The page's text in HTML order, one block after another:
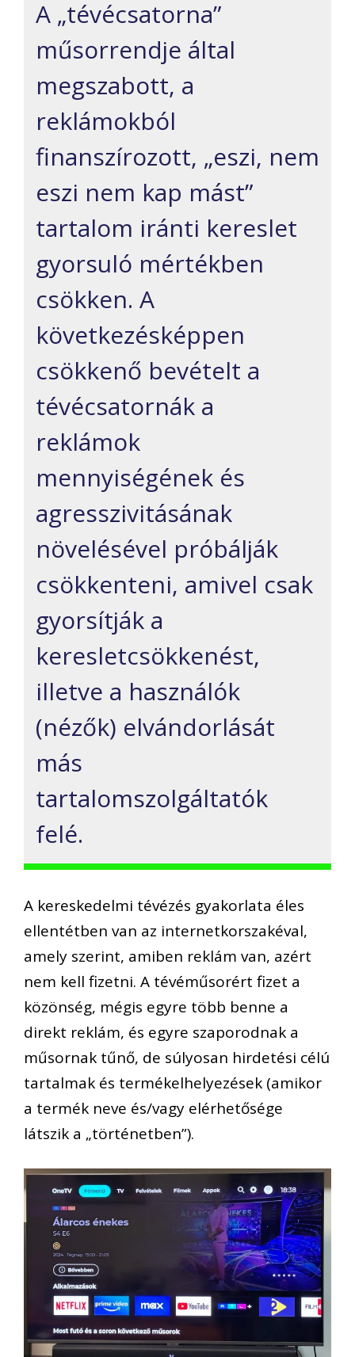
A „tévécsatorna”
műsorrendje által
megszabott, a
reklámokból
finanszírozott, „eszi, nem
eszi nem kap mást”
tartalom iránti kereslet
gyorsuló mértékben
csökken. A
következésképpen
csökkenő bevételt a
tévécsatornák a
reklámok
mennyiségének és
agresszivitásának
növelésével próbálják
csökkenteni, amivel csak
gyorsítják a
keresletcsökkenést,
illetve a használók
(nézők) elvándorlását
más
tartalomszolgáltatók
felé.
A kereskedelmi tévézés gyakorlata éles
ellentétben van az internetkorszakéval,
amely szerint, amiben reklám van, azért
nem kell fizetni. A tévéműsorért fizet a
közönség, mégis egyre több benne a
direkt reklám, és egyre szaporodnak a
műsornak tűnő, de súlyosan hirdetési célú
tartalmak és termékelhelyezések (amikor
a termék neve és/vagy elérhetősége
látszik a „történetben”).